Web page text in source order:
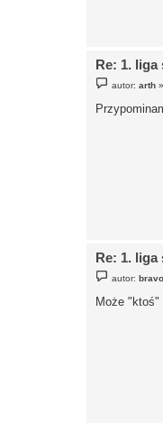
Re: 1. liga
o
t
autor:arth
Re: 1. liga
o
t
autor:
Może "ktoś"